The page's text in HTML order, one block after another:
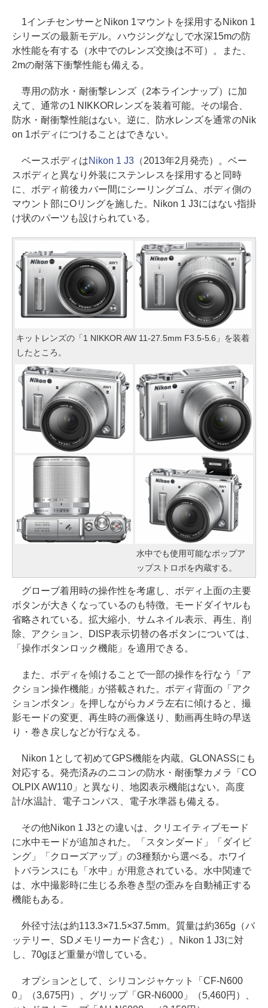
1インチセンサーとNikon 1マウントを採用するNikon 1
シリーズの最新モデル。ハウジングなしで水深15mの防
水性能を有する（水中でのレンズ交換は不可）。また、
2mの耐落下衝撃性能も備える。
専用の防水・耐衝撃レンズ（2本ラインナップ）に加
えて、通常の1 NIKKORレンズを装着可能。その場合、
防水・耐衝撃性能はない。逆に、防水レンズを通常のNik
on 1ボディにつけることはできない。
ベースボディはNikon 1 J3（2013年2月発売）。ベー
スボディと異なり外装にステンレスを採用すると同時
に、ボディ前後カバー間にシーリングゴム、ボディ側の
マウント部にOリングを施した。Nikon 1 J3にはない指掛
け状のパーツも設けられている。
キットレンズの「1 NIKKOR AW 11-27.5mm F3.5-5.6」を装着
したところ。
水中でも使用可能なポップア
ップストロボを内蔵する。
グローブ着用時の操作性を考慮し、ボディ上面の主要
ボタンが大きくなっているのも特徴。モードダイヤルも
省略されている。拡大縮小、サムネイル表示、再生、削
除、アクション、DISP表示切替の各ボタンについては、
「操作ボタンロック機能」を適用できる。
また、ボディを傾けることで一部の操作を行なう「ア
クション操作機能」が搭載された。ボディ背面の「アク
ションボタン」を押しながらカメラ左右に傾けると、撮
影モードの変更、再生時の画像送り、動画再生時の早送
り・巻き戻しなどが行なえる。
Nikon 1として初めてGPS機能を内蔵。GLONASSにも
対応する。発売済みのニコンの防水・耐衝撃カメラ「CO
OLPIX AW110」と異なり、地図表示機能はない。高度
計/水温計、電子コンパス、電子水準器も備える。
その他Nikon 1 J3との違いは、クリエイティブモード
に水中モードが追加された。「スタンダード」「ダイビ
ング」「クローズアップ」の3種類から選べる。ホワイ
トバランスにも「水中」が用意されている。水中関連で
は、水中撮影時に生じる糸巻き型の歪みを自動補正する
機能もある。
外径寸法は約113.3×71.5×37.5mm。質量は約365g（バ
ッテリー、SDメモリーカード含む）。Nikon 1 J3に対
し、70gほど重量が増している。
オプションとして、シリコンジャケット「CF-N600
0」（3,675円）、グリップ「GR-N6000」（5,460円）、